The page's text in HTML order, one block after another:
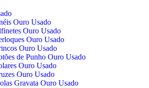
Ouro Usado
Ouro Usado
Ouro Usado
Ouro Usado
de Punho Ouro Usado
Ouro Usado
Ouro Usado
Gravata Ouro Usado